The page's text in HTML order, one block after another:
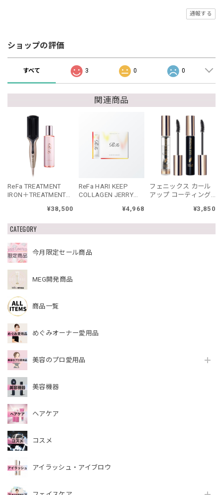
CATEGORY
今月限定セール商品
MEG開発商品
商品一覧
めぐみオーナー愛用品
美容のプロ愛用品
美容機器
ヘアケア
コスメ
アイラッシュ・アイブロウ
通報する
ショップの評価
すべて 3 0 0
関連商品
ReFa TREATMENT
IRON＋TREATMENT
トリートメントアイ
¥38,500
ReFa HARI KEEP
COLLAGEN JERRY
ラーゲンゼリー¥4,968
フェニックス カール
アップ コーティング
¥3,850